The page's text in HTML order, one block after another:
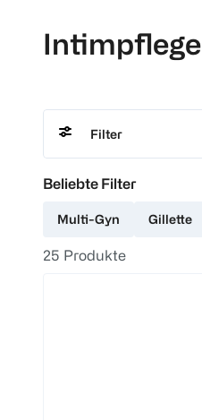
Intimpflege
Filter
Beliebte Filter
Multi-Gyn Gillette
25 Produkte